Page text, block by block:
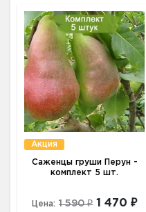
Акция
Саженцы груши Перун -
комплект 5 шт.
Цена: 1 590 ₽ 1 470 ₽